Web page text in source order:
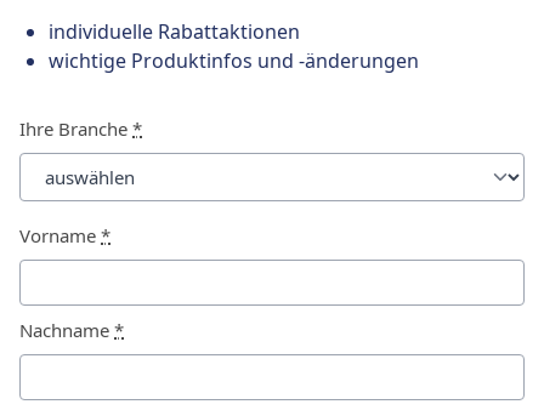
individuelle Rabattaktionen
wichtige Produktinfos und -änderungen
Ihre Branche *
Vorname *
Nachname *